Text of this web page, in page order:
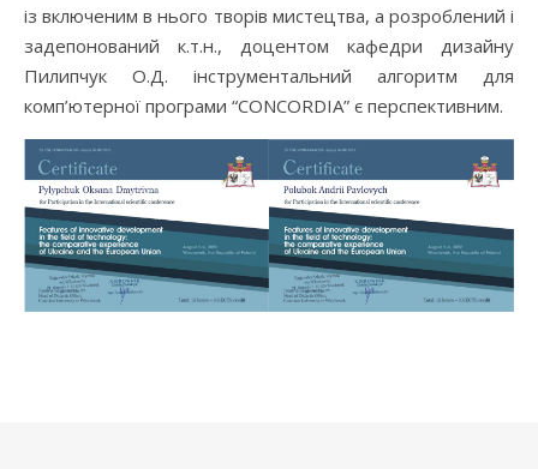
із включеним в нього творів мистецтва, а розроблений і
задепонований к.т.н., доцентом кафедри дизайну
Пилипчук О.Д. інструментальний алгоритм для
комп’ютерної програми “CONCORDIA” є перспективним.